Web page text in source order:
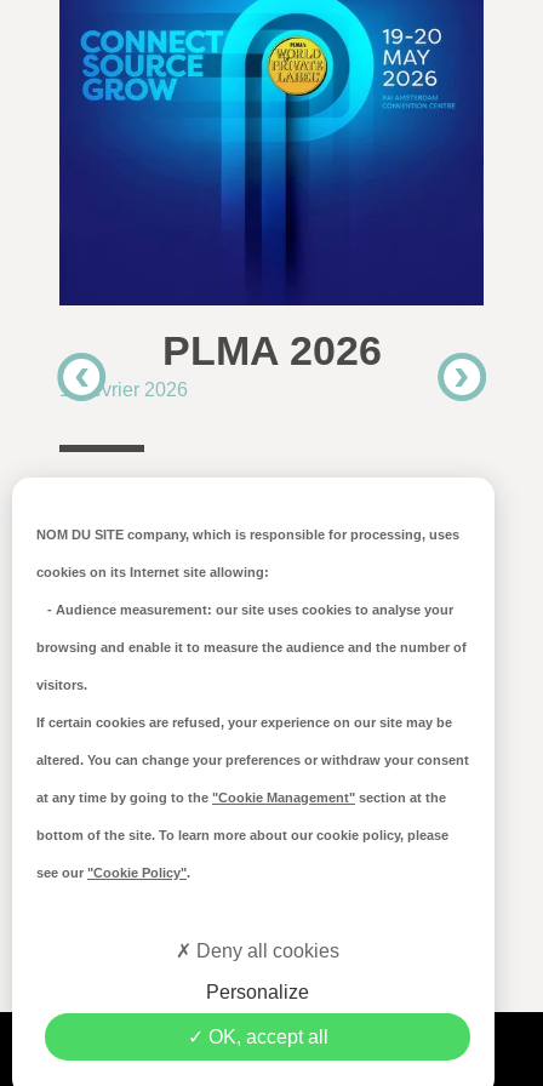
PLMA 2026
12 février 2026
Manufacturers Association du 19 au 20 mai 2026,
Hall 14, Allée J, Stand 19.
TOUTES LES ACTUALITÉS ➔
NOM DU SITE company, which is responsible for processing, uses
cookies on its Internet site allowing:
- Audience measurement: our site uses cookies to analyse your
browsing and enable it to measure the audience and the number of
visitors.
If certain cookies are refused, your experience on our site may be
altered. You can change your preferences or withdraw your consent
at any time by going to the "Cookie Management" section at the
bottom of the site. To learn more about our cookie policy, please
see our "Cookie Policy".
OK, accept all
Personalize
Deny all cookies